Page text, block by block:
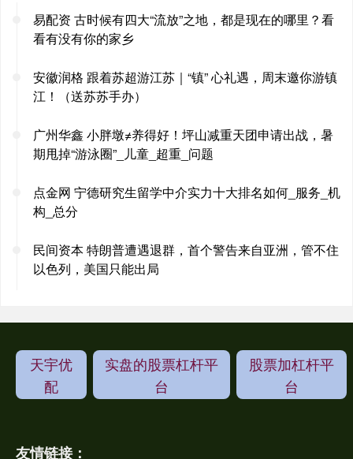
易配资 古时候有四大“流放”之地，都是现在的哪里？看
看有没有你的家乡
安徽润格 跟着苏超游江苏｜“镇” 心礼遇，周末邀你游镇
江！（送苏苏手办）
广州华鑫 小胖墩≠养得好！坪山减重天团申请出战，暑
期甩掉“游泳圈”_儿童_超重_问题
点金网 宁德研究生留学中介实力十大排名如何_服务_机
构_总分
民间资本 特朗普遭遇退群，首个警告来自亚洲，管不住
以色列，美国只能出局
天宇优
配
实盘的股票杠杆平
台
股票加杠杆平
台
友情链接：